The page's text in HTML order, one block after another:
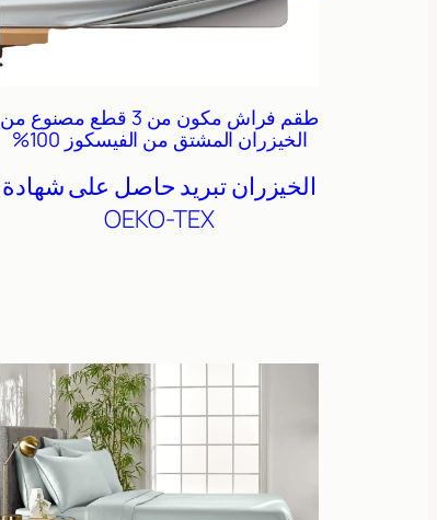
طقم فراش مكون من 3 قطع مصنوع من
الخيزران المشتق من الفيسكوز 100%
الخيزرانتبريد حاصل على شهادة
OEKO-TEX